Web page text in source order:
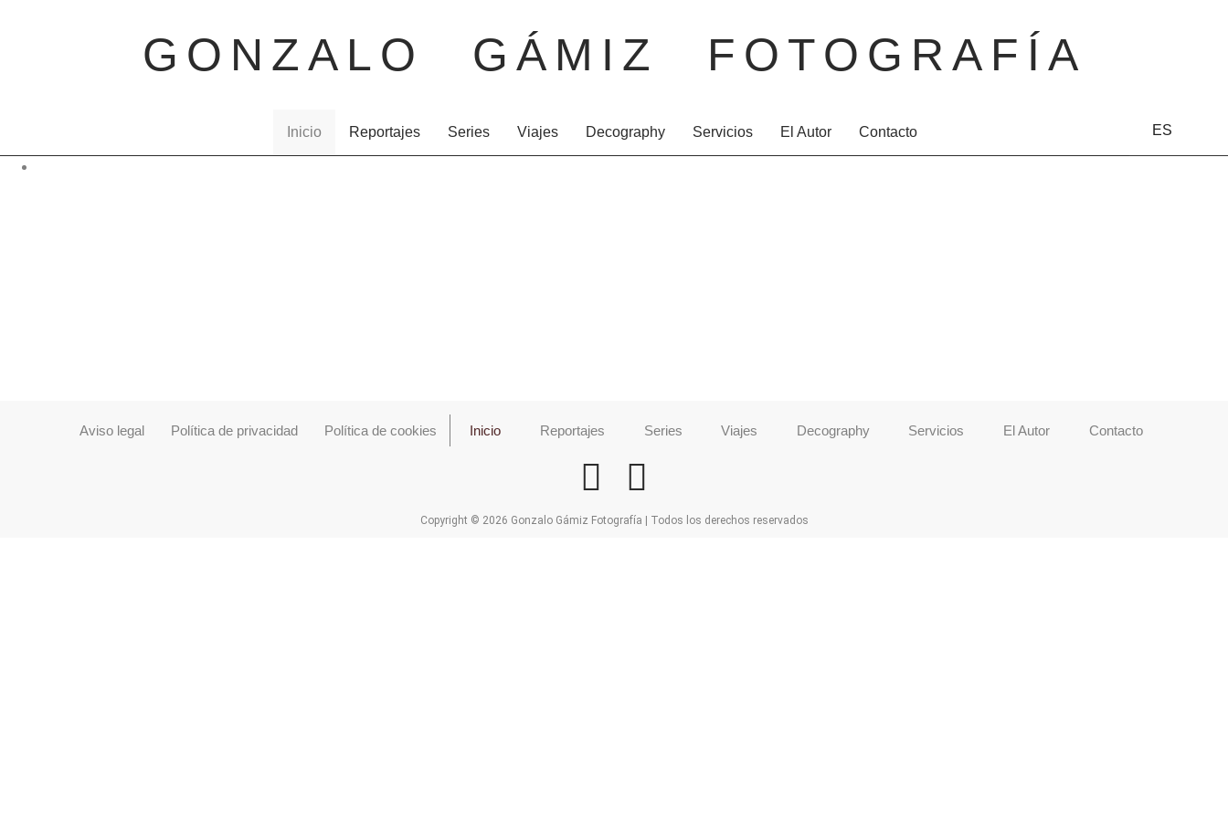
GONZALO GÁMIZ FOTOGRAFÍA
Inicio Reportajes Series Viajes Decography Servicios El Autor Contacto ES
Aviso legal Política de privacidad Política de cookies Inicio Reportajes Series Viajes Decography Servicios El Autor Contacto
Copyright © 2026 Gonzalo Gámiz Fotografía | Todos los derechos reservados